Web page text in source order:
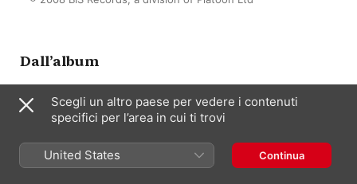
Dall’album
Sibelius, J.: Sibelius Edition, Vol.
Folke Gräsbeck
Scegli un altro paese per vedere i contenuti
specifici per l’area in cui ti trovi
United States Continua